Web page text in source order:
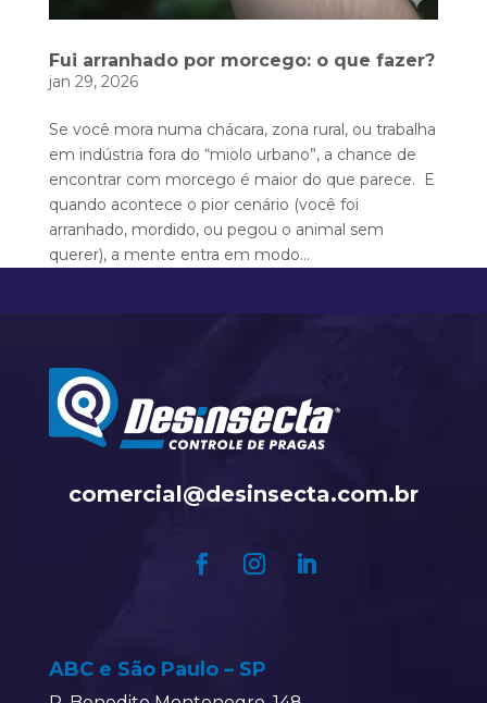
Fui arranhado por morcego: o que fazer?
jan 29, 2026
Se você mora numa chácara, zona rural, ou trabalha
em indústria fora do “miolo urbano”, a chance de
encontrar com morcego é maior do que parece. E
quando acontece o pior cenário (você foi
arranhado, mordido, ou pegou o animal sem
querer), a mente entra em modo...
comercial@desinsecta.com.br
ABC e São Paulo – SP